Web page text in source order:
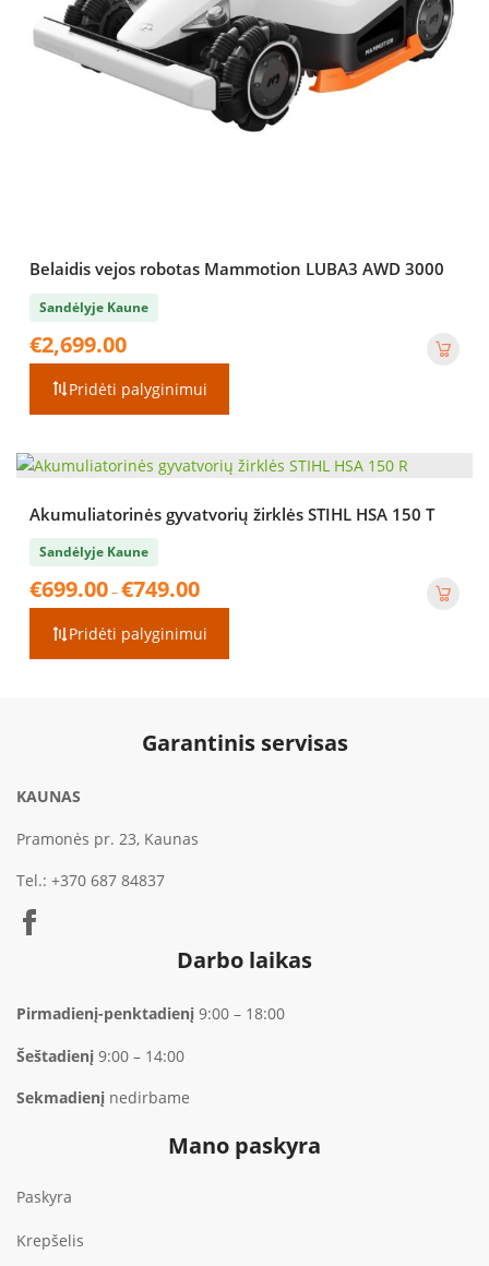
Belaidis vejos robotas Mammotion LUBA3 AWD 3000
Sandėlyje Kaune
€2,699.00
Pridėti palyginimui
Akumuliatorinės gyvatvorių žirklės STIHL HSA 150 T
Sandėlyje Kaune
€699.00–€749.00
€699.00
through
Pridėti palyginimui
Garantinis servisas
KAUNAS
Pramonės pr. 23, Kaunas
Tel.: +370 687 84837
Darbo laikas
Pirmadienį-penktadienį 9:00 – 18:00
Šeštadienį 9:00 – 14:00
Sekmadienį nedirbame
Mano paskyra
Paskyra
Krepšelis